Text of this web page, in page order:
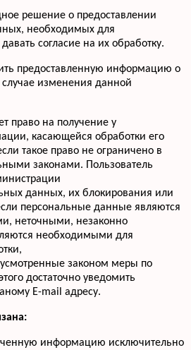
решение о предоставлении
необходимых для
согласие на их обработку.
предоставленную информацию о
изменения данной
право на получение у
касающейся обработки его
такое право не ограничено в
законами. Пользователь
данных, их блокирования или
персональные данные являются
неточными, незаконно
необходимыми для
законом меры по
достаточно уведомить
E-mail адресу.
информацию исключительно